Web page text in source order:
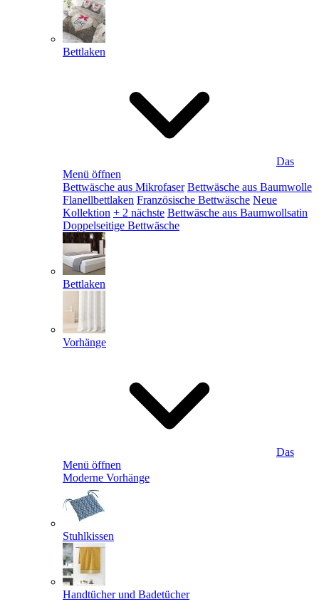
Bettlaken
Das
Menü öffnen
Bettwäsche aus Mikrofaser Bettwäsche aus Baumwolle
Flanellbettlaken Französische Bettwäsche Neue
Kollektion + 2 nächste Bettwäsche aus Baumwollsatin
Doppelseitige Bettwäsche
Bettlaken
Vorhänge
Das
Menü öffnen
Moderne Vorhänge
Stuhlkissen
Handtücher und Badetücher